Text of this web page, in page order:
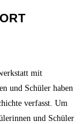
mit
und Schüler haben
verfasst. Um
und Schüler